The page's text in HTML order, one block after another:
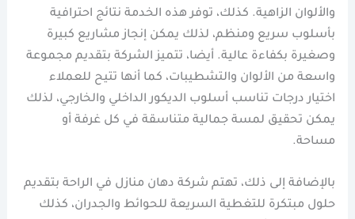
والألوان الزاهية. كذلك، توفر هذه الخدمة نتائج احترافية
بأسلوب سريع ومنظم، لذلك يمكن إنجاز مشاريع كبيرة
وصغيرة بكفاءة عالية. أيضا، تتميز الشركة بتقديم مجموعة
واسعة من الألوان والتشطيبات، كما أنها تتيح للعملاء
اختيار درجات تناسب أسلوب الديكور الداخلي والخارجي، لذلك
يمكن تحقيق لمسة جمالية متناسقة في كل غرفة أو
مساحة.
بالإضافة إلى ذلك، تهتم شركة دهان منازل في الراحة بتقديم
حلول مبتكرة للتغطية السريعة للحوائط والجدران، كذلك